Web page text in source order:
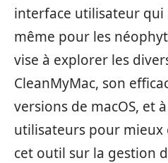
interface utilisateur qui
même pour les
vise à explorer les
CleanMyMac, son
versions de macOS, et
utilisateurs pour mieux
cet outil sur la gestion